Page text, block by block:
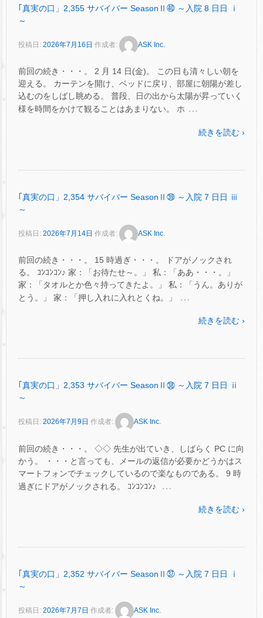
｢真実の口」2,355 サバイバー SeasonⅡ㊵ ～入院 8 日日 ⅰ
～
投稿日: 2026年7月16日 作成者: ASK Inc.
前回の続き・・・。 2 月 14 日(金)。 この日も清々しい朝を
迎える。 カーテンを開け、ベッドに戻り、部屋に朝陽が差し
込むのをしばし眺める。 普段、日の出から太陽が昇っていく
様を時間をかけて観ることはあまりない。 ホ …
続きを読む ›
｢真実の口」2,354 サバイバー SeasonⅡ㊴ ～入院 7 日日 ⅲ
～
投稿日: 2026年7月14日 作成者: ASK Inc.
前回の続き・・・。 15 時過ぎ・・・。 ドアがノックされ
る。 ｺﾝｺﾝｺﾝ♪ 家：「お待たせ～。」 私：「ああ・・・。」
家：「タオルとか色々持ってきたよ。」 私：「うん。ありが
とう。」 家：「押し入れに入れとくね。」
…
続きを読む ›
｢真実の口」2,353 サバイバー SeasonⅡ㊳ ～入院 7 日日 ⅱ
～
投稿日: 2026年7月9日 作成者: ASK Inc.
前回の続き・・・。 ◇◇ 先生が出ていき、しばらく PC に向
かう。 ・・・と言っても、メールの返信が必要かどうかはス
マートフォンでチェックしているので楽なものである。 9 時
過ぎにドアがノックされる。 ｺﾝｺﾝｺﾝ♪
…
続きを読む ›
｢真実の口」2,352 サバイバー SeasonⅡ㊲ ～入院 7 日日 ⅰ
～
投稿日: 2026年7月7日 作成者: ASK Inc.